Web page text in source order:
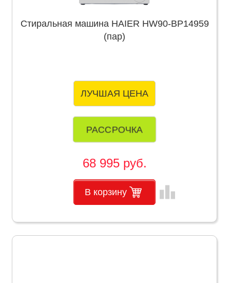
Стиральная машина HAIER HW90-BP14959
(пар)
ЛУЧШАЯ ЦЕНА
РАССРОЧКА
68 995 руб.
В корзину leaderboard